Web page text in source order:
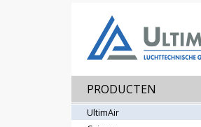
PRODUCTEN
UltimAir